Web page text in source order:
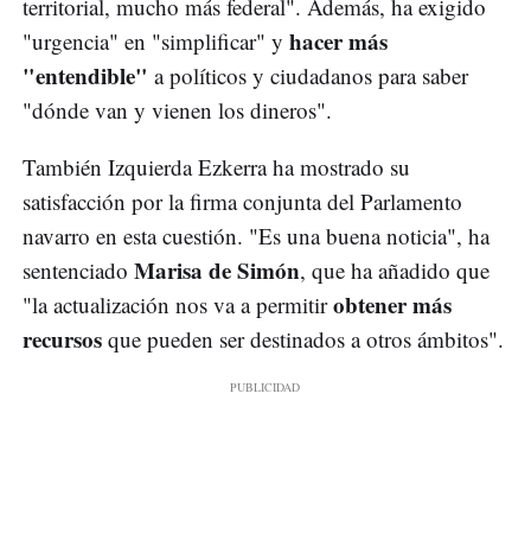
territorial, mucho más federal". Además, ha exigido
"urgencia" en "simplificar" y hacer más
"entendible" a políticos y ciudadanos para saber
"dónde van y vienen los dineros".
También Izquierda Ezkerra ha mostrado su
satisfacción por la firma conjunta del Parlamento
navarro en esta cuestión. "Es una buena noticia", ha
sentenciado Marisa de Simón, que ha añadido que
"la actualización nos va a permitirobtener más
recursos que pueden ser destinados a otros ámbitos".